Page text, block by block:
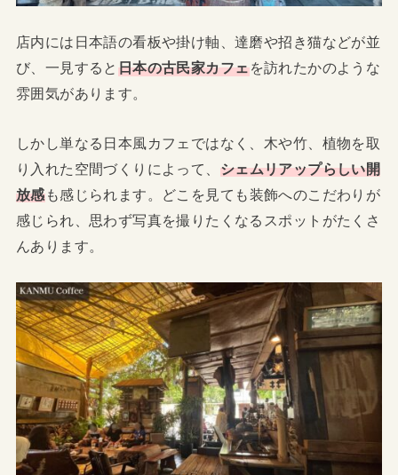
店内には日本語の看板や掛け軸、達磨や招き猫などが並
び、一見すると 日本の古民家カフェを訪れたかのような
雰囲気があります。
しかし単なる日本風カフェではなく、木や竹、植物を取
り入れた空間づくりによって、 シェムリアップらしい開
放感も感じられます。どこを見ても装飾へのこだわりが
感じられ、思わず写真を撮りたくなるスポットがたくさ
んあります。